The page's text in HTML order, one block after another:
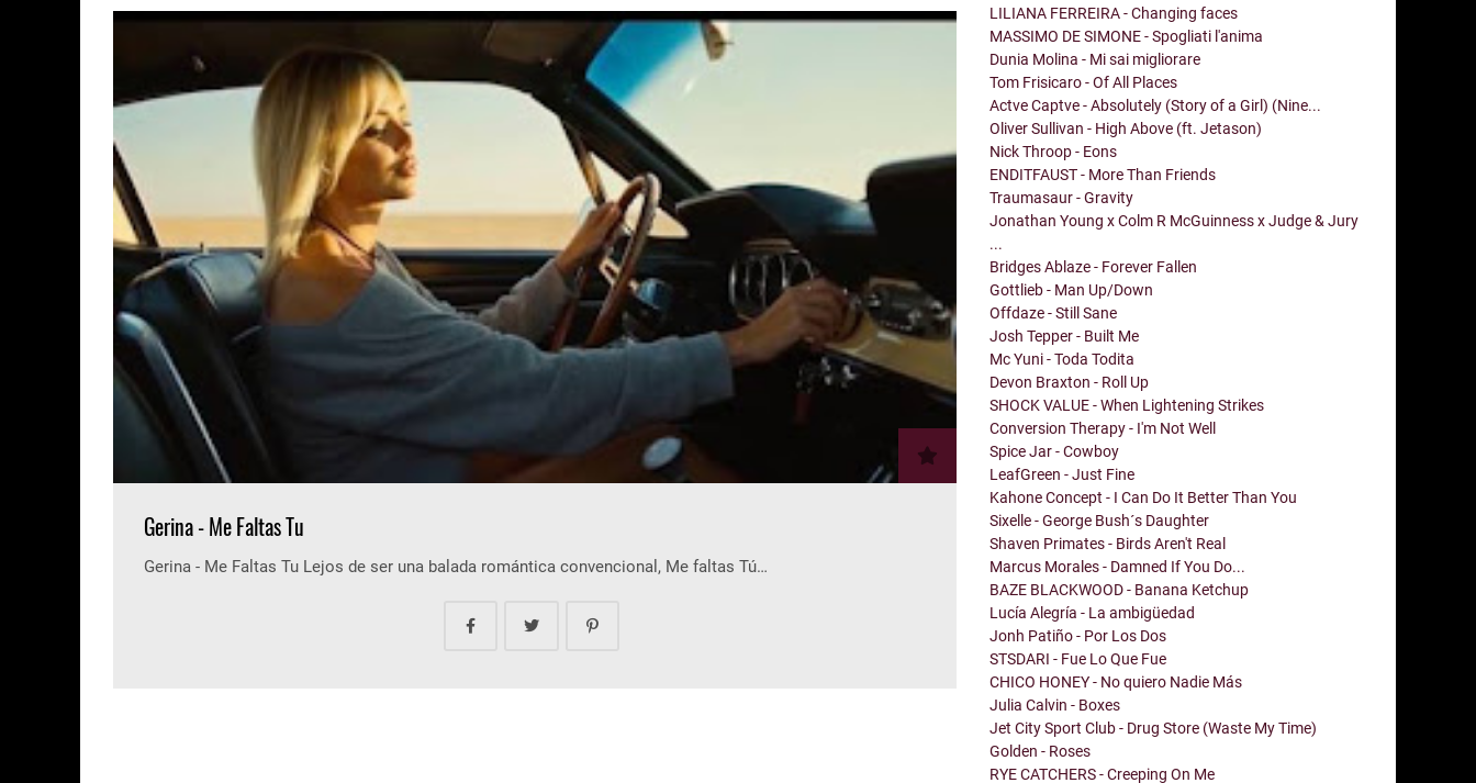
Gerina - Me Faltas Tu
Gerina - Me Faltas Tu Lejos de ser una balada romántica convencional, Me faltas Tú…
LILIANA FERREIRA - Changing faces
MASSIMO DE SIMONE - Spogliati l'anima
Dunia Molina - Mi sai migliorare
Tom Frisicaro - Of All Places
Actve Captve - Absolutely (Story of a Girl) (Nine...
Oliver Sullivan - High Above (ft. Jetason)
Nick Throop - Eons
ENDITFAUST - More Than Friends
Traumasaur - Gravity
Jonathan Young x Colm R McGuinness x Judge & Jury
...
Bridges Ablaze - Forever Fallen
Gottlieb - Man Up/Down
Offdaze - Still Sane
Josh Tepper - Built Me
Mc Yuni - Toda Todita
Devon Braxton - Roll Up
SHOCK VALUE - When Lightening Strikes
Conversion Therapy - I'm Not Well
Spice Jar - Cowboy
LeafGreen - Just Fine
Kahone Concept - I Can Do It Better Than You
Sixelle - George Bush´s Daughter
Shaven Primates - Birds Aren't Real
Marcus Morales - Damned If You Do...
BAZE BLACKWOOD - Banana Ketchup
Lucía Alegría - La ambigüedad
Jonh Patiño - Por Los Dos
STSDARI - Fue Lo Que Fue
CHICO HONEY - No quiero Nadie Más
Julia Calvin - Boxes
Jet City Sport Club - Drug Store (Waste My Time)
Golden - Roses
RYE CATCHERS - Creeping On Me